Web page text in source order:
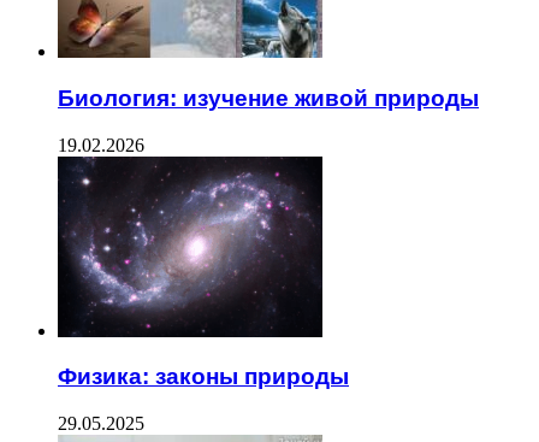
Биология: изучение живой природы
19.02.2026
Физика: законы природы
29.05.2025